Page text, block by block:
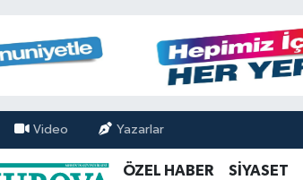
Video Yazarlar
ÖZEL HABER SİYASET